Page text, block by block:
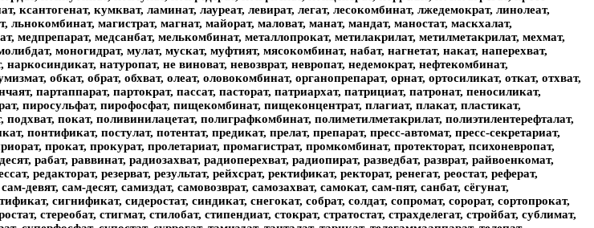
ксантогенат, кумкват, ламинат, лауреат, левират, легат, лесокомбинат, лжедемократ, линолеат,
льнокомбинат, магистрат, магнат, майорат, маловат, манат, мандат, маностат, маскхалат,
медпрепарат, медсанбат, мелькомбинат, металлопрокат, метилакрилат, метилметакрилат, мехмат,
моногидрат, мулат, мускат, муфтият, мясокомбинат, набат, нагнетат, накат, наперехват,
натуропат, не виноват, невозврат, невропат, недемократ, нефтекомбинат,
обкат, обрат, обхват, олеат, оловокомбинат, органопрепарат, орнат, ортосиликат, откат, отхват,
партаппарат, партократ, пассат, пасторат, патриархат, патрициат, патронат, пеносиликат,
пиросульфат, пирофосфат, пищекомбинат, пищеконцентрат, плагиат, плакат, пластикат,
покат, поливинилацетат, полиграфкомбинат, полиметилметакрилат, полиэтилентерефталат,
понтификат, постулат, потентат, предикат, прелат, препарат, пресс-автомат, пресс-секретариат,
прокат, прокурат, пролетариат, промагистрат, промкомбинат, протекторат, психоневропат,
рабат, раввинат, радиозахват, радиоперехват, радиопират, разведбат, разврат, райвоенкомат,
редакторат, резерват, результат, рейхсрат, ректификат, ректорат, ренегат, реостат, реферат,
девят, сам-десят, самиздат, самовозврат, самозахват, самокат, сам-пят, санбат, сёгунат,
сигнификат, сидеростат, синдикат, снегокат, собрат, солдат, сопромат, сорорат, сортопрокат,
стереобат, стигмат, стилобат, стипендиат, стократ, стратостат, страхделегат, стройбат, сублимат,